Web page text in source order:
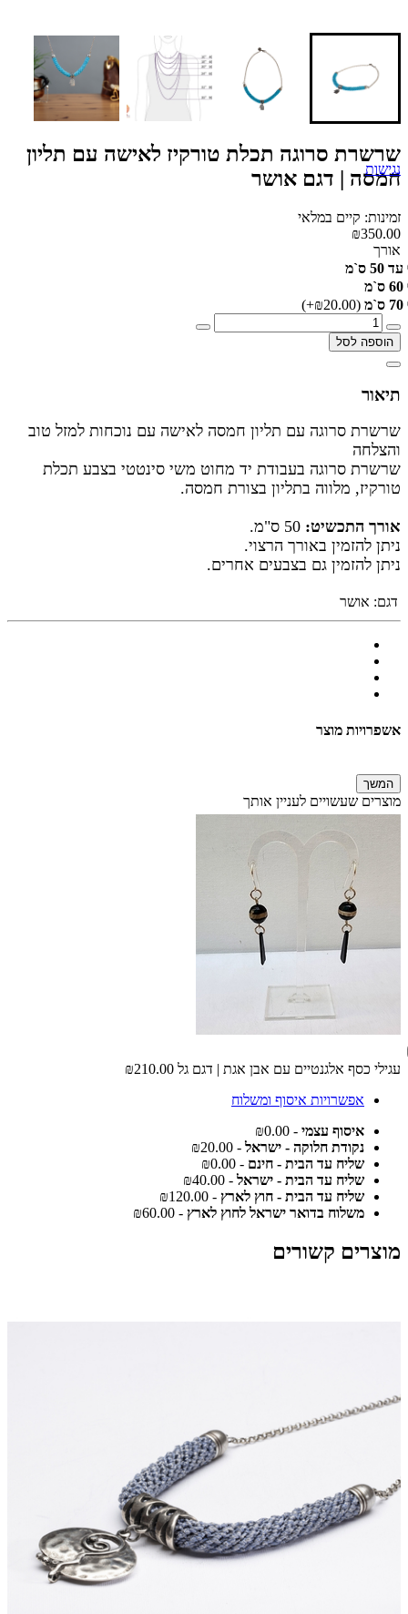
שרשרת סרוגה תכלת טורקיז לאישה עם תליון
חמסה | דגם אושר
זמינות: קיים במלאי
₪350.00
אורך
עד 50 ס`מ
60 ס`מ
70 ס`מ
(₪20.00+)
הוספה לסל
תיאור
שרשרת סרוגה עם תליון חמסה לאישה עם נוכחות למזל טוב
והצלחה
שרשרת סרוגה בעבודת יד מחוט משי סינטטי בצבע תכלת
טורקיז, מלווה בתליון בצורת חמסה.
אורך התכשיט:
ניתן להזמין באורך הרצוי.
ניתן להזמין גם בצבעים אחרים.
דגם: אושר
אשפרויות מוצר
המשך
מוצרים שעשויים לעניין אותך
עגילי כסף אלגנטיים עם אבן אגת | דגם גל ₪210.00
אפשרויות איסוף ומשלוח
איסוף עצמי - ₪0.00
נקודת חלוקה - ישראל - ₪20.00
שליח עד הבית - חינם - ₪0.00
שליח עד הבית - ישראל - ₪40.00
שליח עד הבית - חוץ לארץ - ₪120.00
משלוח בדואר ישראל לחוץ לארץ - ₪60.00
מוצרים קשורים
נגישות